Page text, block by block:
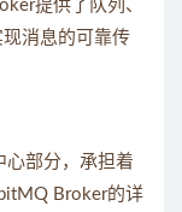
提供了队列、
消息的可靠传
心部分，承担着
Broker的详